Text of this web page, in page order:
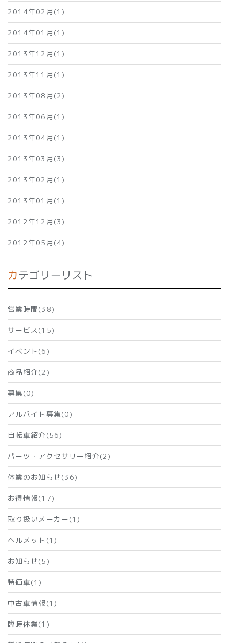
2014年02月(1)
2014年01月(1)
2013年12月(1)
2013年11月(1)
2013年08月(2)
2013年06月(1)
2013年04月(1)
2013年03月(3)
2013年02月(1)
2013年01月(1)
2012年12月(3)
2012年05月(4)
カテゴリーリスト
営業時間(38)
サービス(15)
イベント(6)
商品紹介(2)
募集(0)
アルバイト募集(0)
自転車紹介(56)
パーツ・アクセサリー紹介(2)
休業のお知らせ(36)
お得情報(17)
取り扱いメーカー(1)
ヘルメット(1)
お知らせ(5)
特価車(1)
中古車情報(1)
臨時休業(1)